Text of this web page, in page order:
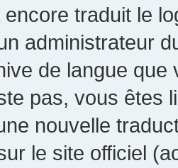
encore traduit le
administrateur
de langue
pas, vous êtes
nouvelle
le site officiel